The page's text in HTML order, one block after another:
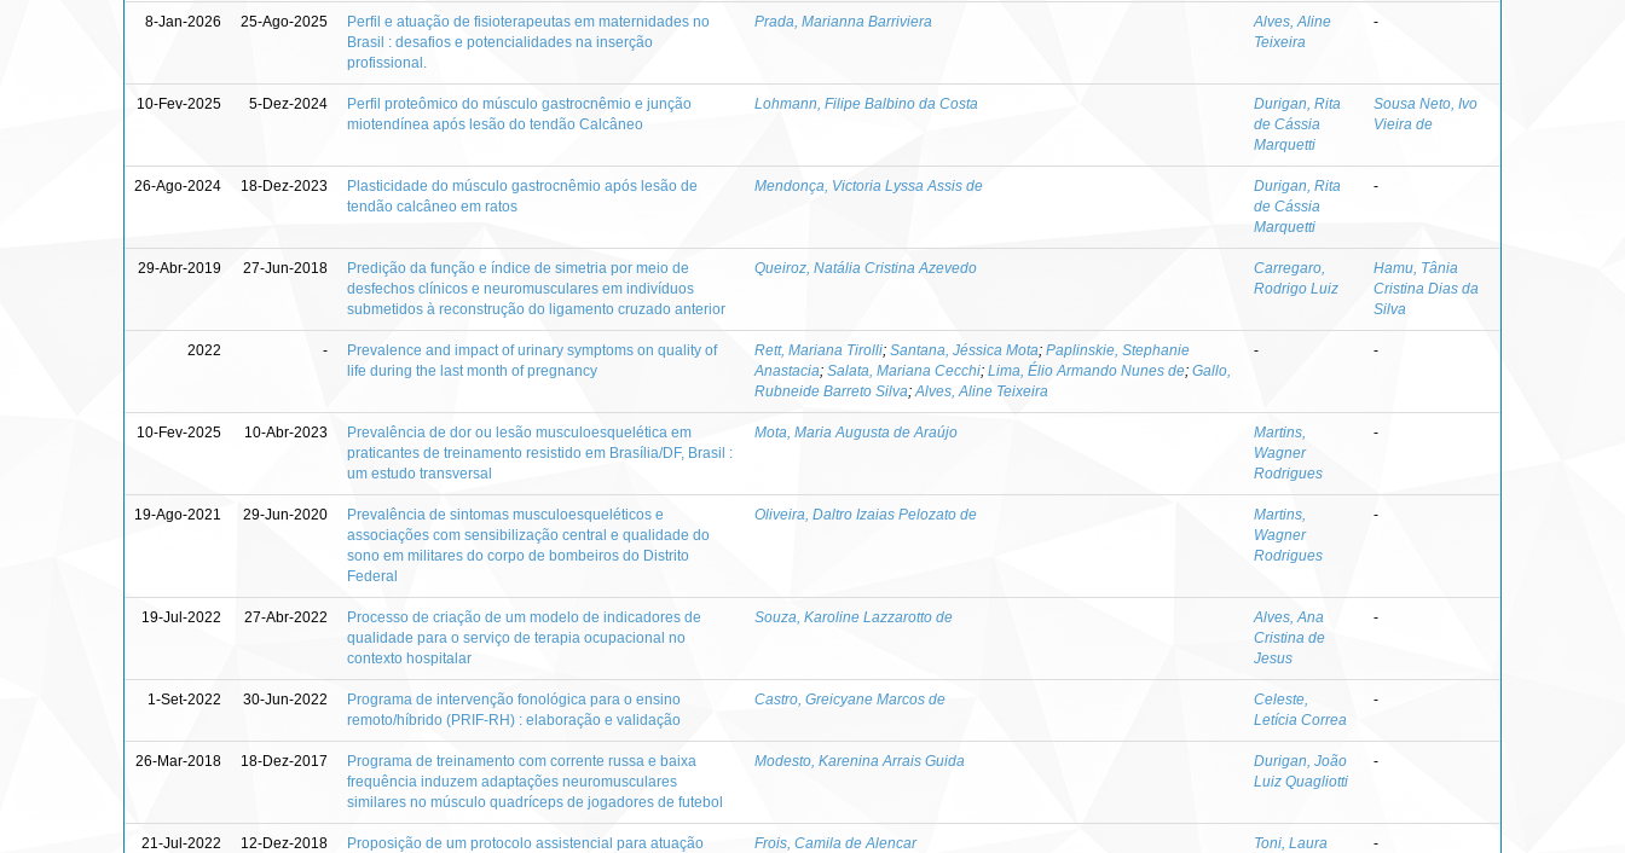
8-Jan-2026 25-Ago-2025
Perfil e atuação de fisioterapeutas em maternidades no
Brasil : desafios e potencialidades na inserção
profissional.
Prada, Marianna Barriviera
Alves, Aline
Teixeira
-
10-Fev-2025 5-Dez-2024
Perfil proteômico do músculo gastrocnêmio e junção
miotendínea após lesão do tendão Calcâneo
Lohmann, Filipe Balbino da Costa
Durigan, Rita
de Cássia
Marquetti
Sousa Neto, Ivo
Vieira de
26-Ago-2024 18-Dez-2023
Plasticidade do músculo gastrocnêmio após lesão de
tendão calcâneo em ratos
Mendonça, Victoria Lyssa Assis de
Durigan, Rita
de Cássia
Marquetti
-
29-Abr-2019 27-Jun-2018
Predição da função e índice de simetria por meio de
desfechos clínicos e neuromusculares em indivíduos
submetidos à reconstrução do ligamento cruzado anterior
Queiroz, Natália Cristina Azevedo
Carregaro,
Rodrigo Luiz
Hamu, Tânia
Cristina Dias da
Silva
2022 -
Prevalence and impact of urinary symptoms on quality of
life during the last month of pregnancy
Rett, Mariana Tirolli; Santana, Jéssica Mota; Paplinskie, Stephanie
Anastacia; Salata, Mariana Cecchi; Lima, Élio Armando Nunes de; Gallo,
Rubneide Barreto Silva; Alves, Aline Teixeira
- -
10-Fev-2025 10-Abr-2023
Prevalência de dor ou lesão musculoesquelética em
praticantes de treinamento resistido em Brasília/DF, Brasil :
um estudo transversal
Mota, Maria Augusta de Araújo
Martins,
Wagner
Rodrigues
-
19-Ago-2021 29-Jun-2020
Prevalência de sintomas musculoesqueléticos e
associações com sensibilização central e qualidade do
sono em militares do corpo de bombeiros do Distrito
Federal
Oliveira, Daltro Izaias Pelozato de
Martins,
Wagner
Rodrigues
-
19-Jul-2022 27-Abr-2022
Processo de criação de um modelo de indicadores de
qualidade para o serviço de terapia ocupacional no
contexto hospitalar
Souza, Karoline Lazzarotto de
Alves, Ana
Cristina de
Jesus
-
1-Set-2022 30-Jun-2022
Programa de intervenção fonológica para o ensino
remoto/híbrido (PRIF-RH) : elaboração e validação
Castro, Greicyane Marcos de
Celeste,
Letícia Correa
-
26-Mar-2018 18-Dez-2017
Programa de treinamento com corrente russa e baixa
frequência induzem adaptações neuromusculares
similares no músculo quadríceps de jogadores de futebol
Modesto, Karenina Arrais Guida
Durigan, João
Luiz Quagliotti
-
21-Jul-2022 12-Dez-2018
Proposição de um protocolo assistencial para atuação
Frois, Camila de Alencar
Toni, Laura
-